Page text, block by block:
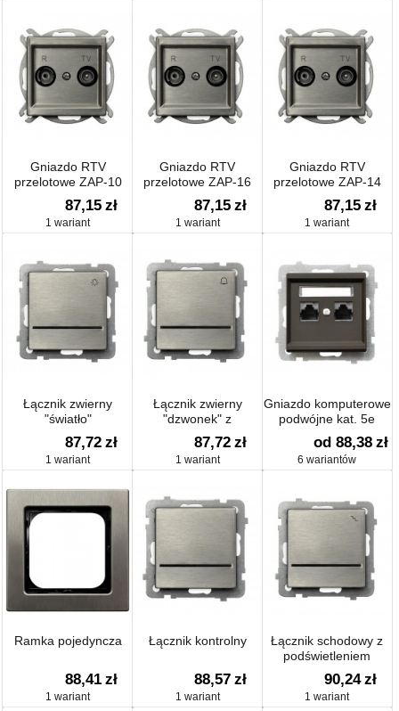
Gniazdo RTV
przelotowe ZAP-10
87,15 zł
1 wariant
Gniazdo RTV
przelotowe ZAP-16
87,15 zł
1 wariant
Gniazdo RTV
przelotowe ZAP-14
87,15 zł
1 wariant
Łącznik zwierny
"światło"
87,72 zł
1 wariant
Łącznik zwierny
"dzwonek" z
podświetleniem
87,72 zł
1 wariant
Gniazdo komputerowe
podwójne kat. 5e
od 88,38 zł
6 wariantów
Ramka pojedyncza
88,41 zł
1 wariant
Łącznik kontrolny
88,57 zł
1 wariant
Łącznik schodowy z
podświetleniem
90,24 zł
1 wariant